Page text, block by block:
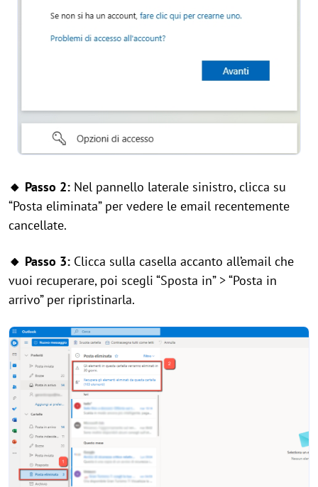
🔸 Passo 2: Nel pannello laterale sinistro, clicca su
“Posta eliminata” per vedere le email recentemente
cancellate.
🔸 Passo 3: Clicca sulla casella accanto all’email che
vuoi recuperare, poi scegli “Sposta in” > “Posta in
arrivo” per ripristinarla.